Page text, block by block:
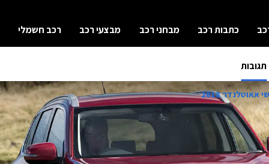
כתבות רכב מבחני רכב מבצעי רכב רכב חשמלי
תגובות
אאוטלנדר 2018